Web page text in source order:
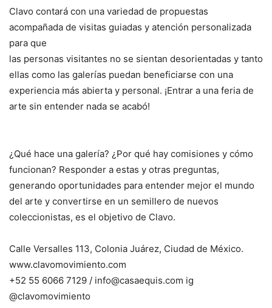
Clavo contará con una variedad de propuestas
acompañada de visitas guiadas y atención personalizada
para que
las personas visitantes no se sientan desorientadas y tanto
ellas como las galerías puedan beneficiarse con una
experiencia más abierta y personal. ¡Entrar a una feria de
arte sin entender nada se acabó!
¿Qué hace una galería? ¿Por qué hay comisiones y cómo
funcionan? Responder a estas y otras preguntas,
generando oportunidades para entender mejor el mundo
del arte y convertirse en un semillero de nuevos
coleccionistas, es el objetivo de Clavo.
Calle Versalles 113, Colonia Juárez, Ciudad de México.
www.clavomovimiento.com
+52 55 6066 7129 / info@casaequis.com ig
@clavomovimiento